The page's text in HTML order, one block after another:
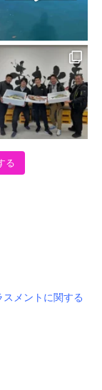
る
メントに関する